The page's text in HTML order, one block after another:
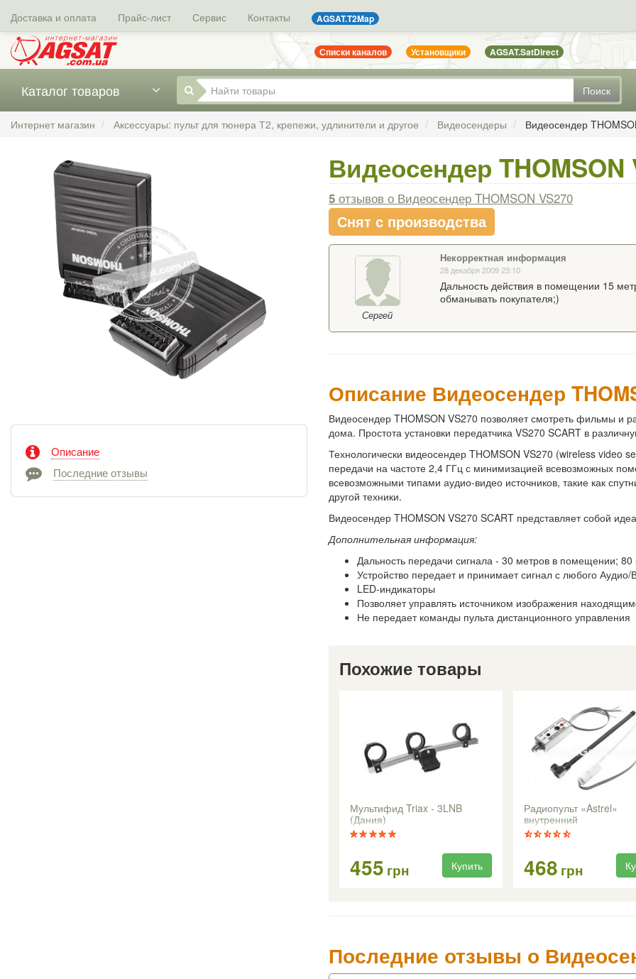
Доставка и оплата Прайс-лист Сервис Контакты AGSAT.T2Map
Списки каналов Установщики AGSAT.SatDirect
Поиск
Каталог товаров
Интернет магазин Аксессуары: пульт для тюнера Т2, крепежи, удлинители и другое Видеосендеры Видеосендер
Описание
Последние отзывы
Видеосендер THOMSON
5 отзывов о Видеосендер THOMSON VS270
Снят с производства
Сергей
Некорректная информация
28 декабря 2009 23:10
Дальность действия в помещении 15
обманывать покупателя;)
Описание Видеосендер
Видеосендер THOMSON VS270 позволяет смотреть фильмы и
дома. Простота установки передатчика VS270 SCART в
Технологически видеосендер THOMSON VS270 (wireless video
передачи на частоте 2,4 ГГц с минимизацией всевозможных
всевозможными типами аудио-видео источников, такие как
другой техники.
Видеосендер THOMSON VS270 SCART представляет собой
Дополнительная информация:
Дальность передачи сигнала - 30 метров в помещении; 80
Устройство передает и принимает сигнал с любого
LED-индикаторы
Позволяет управлять источником изображения
Не передает команды пульта дистанционного управления
Похожие товары
Мультифид Triax - 3LNB
(Дания)
455 грн Купить
Радиопульт «Astrel»
внутренний
468 грн
Последние отзывы о